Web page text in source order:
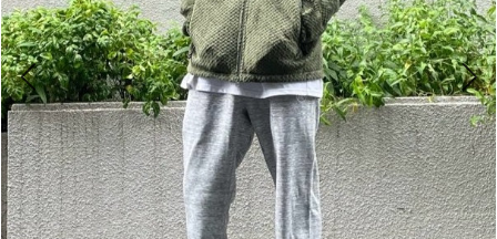
前の画像 次